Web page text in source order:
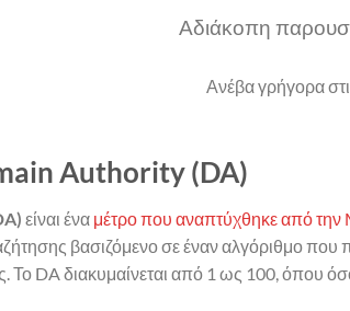
Αδιάκοπη
Ανέβα γρήγορα
Authority (DA)
είναι ένα μέτρο που αναπτύχθηκε από την
βασιζόμενο σε έναν αλγόριθμο
Το DA διακυμαίνεται από 1 ως 100, όπου